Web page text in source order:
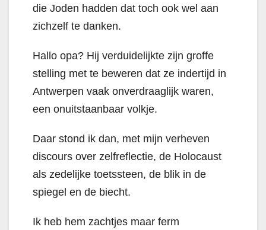
die Joden hadden dat toch ook wel aan
zichzelf te danken.
Hallo opa? Hij verduidelijkte zijn groffe
stelling met te beweren dat ze indertijd in
Antwerpen vaak onverdraaglijk waren,
een onuitstaanbaar volkje.
Daar stond ik dan, met mijn verheven
discours over zelfreflectie, de Holocaust
als zedelijke toetssteen, de blik in de
spiegel en de biecht.
Ik heb hem zachtjes maar ferm